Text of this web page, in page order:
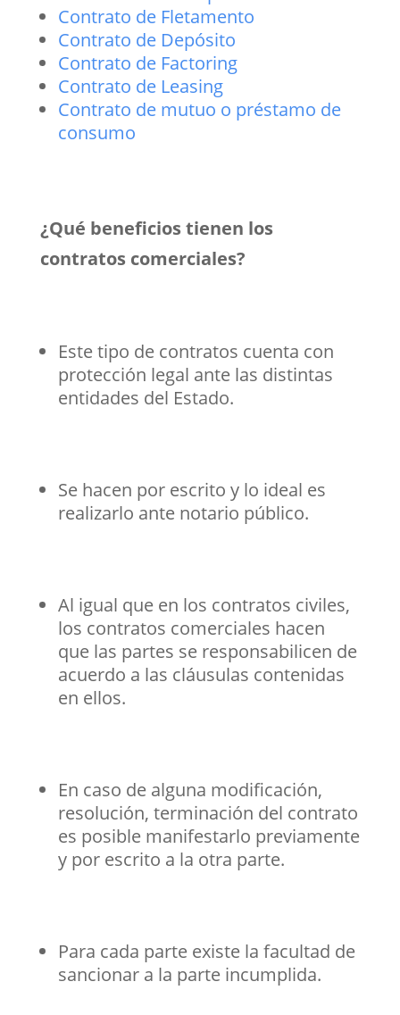
Contrato de Fletamento
Contrato de Depósito
Contrato de Factoring
Contrato de Leasing
Contrato de mutuo o préstamo de
consumo
¿Qué beneficios tienen los
contratos comerciales?
Este tipo de contratos cuenta con
protección legal ante las distintas
entidades del Estado.
Se hacen por escrito y lo ideal es
realizarlo ante notario público.
Al igual que en los contratos civiles,
los contratos comerciales hacen
que las partes se responsabilicen de
acuerdo a las cláusulas contenidas
en ellos.
En caso de alguna modificación,
resolución, terminación del contrato
es posible manifestarlo previamente
y por escrito a la otra parte.
Para cada parte existe la facultad de
sancionar a la parte incumplida.